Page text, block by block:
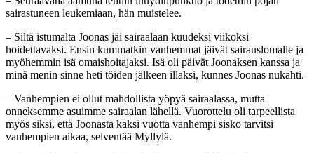
sairastuneen leukemiaan, hän muistelee.
– Siltä istumalta Joonas jäi sairaalaan kuudeksi viikoksi
hoidettavaksi. Ensin kummatkin vanhemmat jäivät sairauslomalle ja
myöhemmin isä omaishoitajaksi. Isä oli päivät Joonaksen kanssa ja
minä menin sinne heti töiden jälkeen illaksi, kunnes Joonas nukahti.
– Vanhempien ei ollut mahdollista yöpyä sairaalassa, mutta
onneksemme asuimme sairaalan lähellä. Vuorottelu oli tarpeellista
myös siksi, että Joonasta kaksi vuotta vanhempi sisko tarvitsi
vanhempien aikaa, selventää Myllylä.